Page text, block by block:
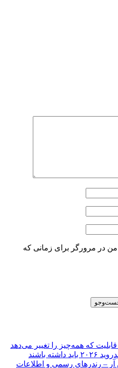
من در مرورگر برای زمانی که
– رندرهای رسمی و اطلاعات